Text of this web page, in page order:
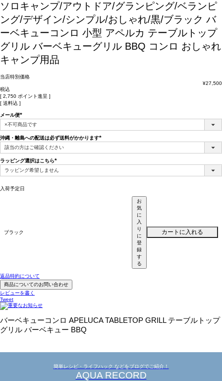
ソロキャンプ/アウトドア/グランピング/ベランピ
ング/デザイン/シンプル/おしゃれ/黒/ブラック バ
ーベキューコンロ 小型 アペルカ テーブルトップ
グリル バーベキューグリル BBQ コンロ おしゃれ
キャンプ用品
当店特別価格
¥27,500
税込
[ 2,750 ポイント進呈 ]
送料込
メール便
(必
須)
沖縄・離島への配送は必ず送料がかかります
ラッピング選択はこちら
(必
入荷予定日
ブラック
お
気
に
入
り
に
登
録
す
る
カートに入れる
返品特約について
商品についてのお問い合わせ
レビューを書く
Tweet
バーベキューコンロ APELUCA TABLETOP GRILL テーブルトップ
グリル バーベキュー BBQ
簡単レシピ・ライフハック などをブログでご紹介！
AQUA RECORD